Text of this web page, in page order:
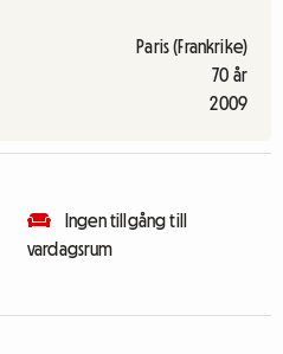
Paris (Frankrike)
70 år
2009
Ingen tillgång till
vardagsrum